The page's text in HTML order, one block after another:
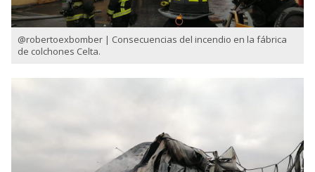
@robertoexbomber | Consecuencias del incendio en la fábrica
de colchones Celta.